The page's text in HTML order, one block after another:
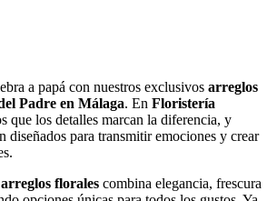
a papá con nuestros exclusivos arreglos
Padre en Málaga. En Floristería
que los detalles marcan la diferencia, y
diseñados para transmitir emociones y crear
arreglos florales combina elegancia, frescura